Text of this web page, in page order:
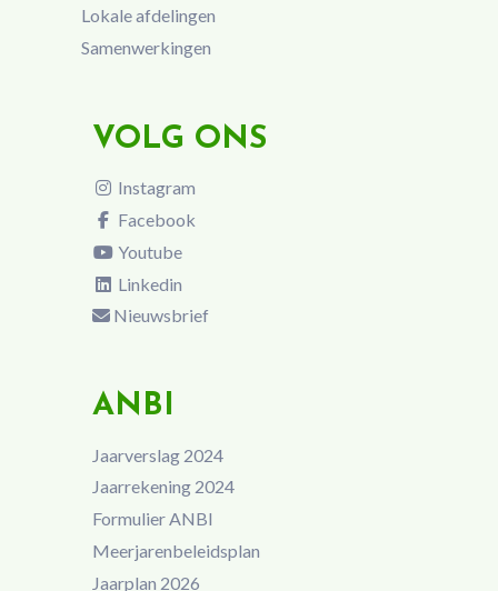
Lokale afdelingen
Samenwerkingen
VOLG ONS
Instagram
Facebook
Youtube
Linkedin
Nieuwsbrief
ANBI
Jaarverslag 2024
Jaarrekening 2024
Formulier ANBI
Meerjarenbeleidsplan
Jaarplan 2026